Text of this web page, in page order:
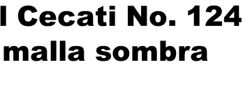
Cecati No. 124
sombra